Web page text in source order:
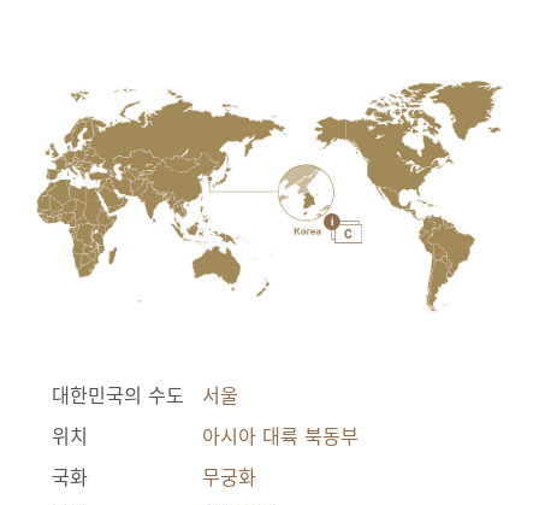
대한민국의 수도
서울
위치
아시아 대륙 북동부
국화
무궁화